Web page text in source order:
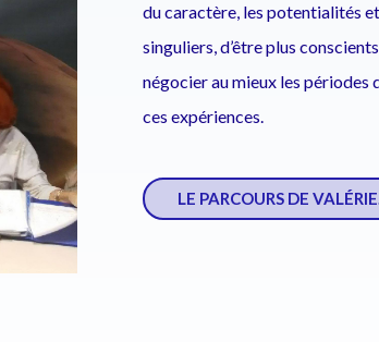
du caractère, les potentialités
singuliers, d’être plus
négocier au mieux les périodes
ces expériences.
LE PARCOURS DE